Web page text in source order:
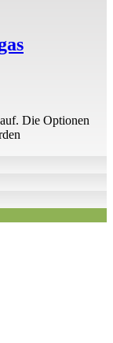
Die Optionen